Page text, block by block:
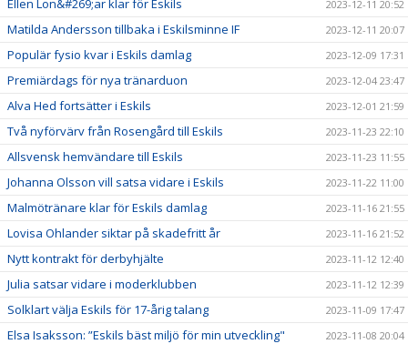
2023-12-11 20:52
Matilda Andersson tillbaka i Eskilsminne IF 2023-12-11 20:07
Populär fysio kvar i Eskils damlag 2023-12-09 17:31
Premiärdags för nya tränarduon 2023-12-04 23:47
Alva Hed fortsätter i Eskils 2023-12-01 21:59
Två nyförvärv från Rosengård till Eskils 2023-11-23 22:10
Allsvensk hemvändare till Eskils 2023-11-23 11:55
Johanna Olsson vill satsa vidare i Eskils 2023-11-22 11:00
Malmötränare klar för Eskils damlag 2023-11-16 21:55
Lovisa Ohlander siktar på skadefritt år 2023-11-16 21:52
Nytt kontrakt för derbyhjälte 2023-11-12 12:40
Julia satsar vidare i moderklubben 2023-11-12 12:39
Solklart välja Eskils för 17-årig talang 2023-11-09 17:47
Elsa Isaksson: ”Eskils bäst miljö för min utveckling" 2023-11-08 20:04